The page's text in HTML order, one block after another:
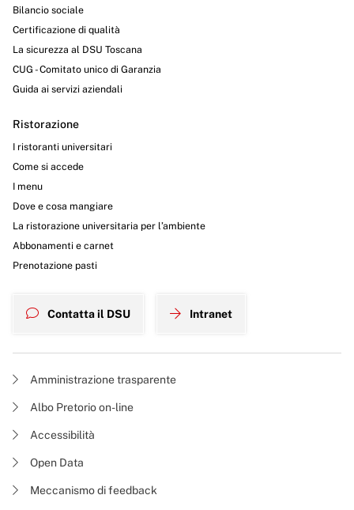
Bilancio sociale
Certificazione di qualità
La sicurezza al DSU Toscana
CUG - Comitato unico di Garanzia
Guida ai servizi aziendali
Ristorazione
I ristoranti universitari
Come si accede
I menu
Dove e cosa mangiare
La ristorazione universitaria per l’ambiente
Abbonamenti e carnet
Prenotazione pasti
Contatta il DSU Intranet
Amministrazione trasparente
Albo Pretorio on-line
Accessibilità
Open Data
Meccanismo di feedback